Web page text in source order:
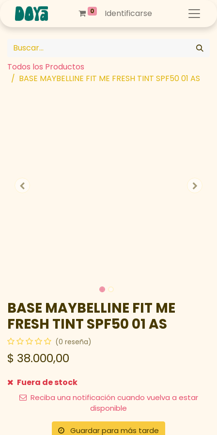
0 Identificarse
Todos los Productos
BASE MAYBELLINE FIT ME FRESH TINT SPF50 01 AS
BASE MAYBELLINE FIT ME
FRESH TINT SPF50 01 AS
(0 reseña)
$ 38.000,00
Fuera de stock
Reciba una notificación cuando vuelva a estar
disponible
Guardar para más tarde